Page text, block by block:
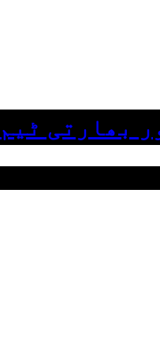
بھارتی